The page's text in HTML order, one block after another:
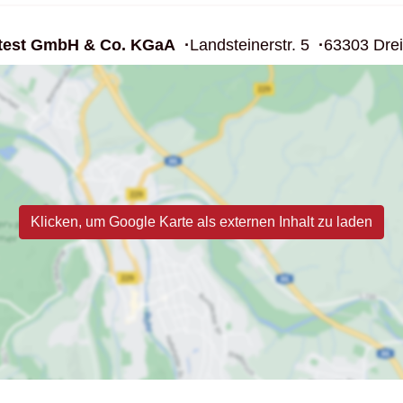
GmbH & Co. KGaA Landsteinerstr. 5 63303
Klicken, um Google Karte als externen Inhalt zu laden